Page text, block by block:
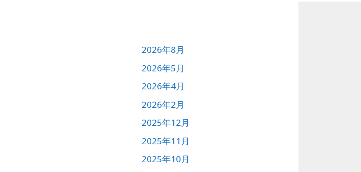
2026年8月
2026年5月
2026年4月
2026年2月
2025年12月
2025年11月
2025年10月